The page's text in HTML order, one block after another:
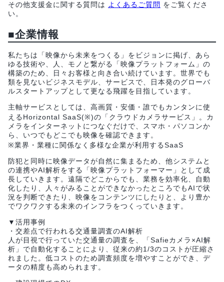
その他支援金に関する質問は よくあるご質問 をご覧くださ
い。
■企業情報
私たちは「映像から未来をつくる」をビジョンに掲げ、あら
ゆる技術や、人、モノと繋がる「映像プラットフォーム」の
構築のため、日々お客様と向き合い続けています。世界でも
類を見ないビジネスモデル、サービスで、日本発のグローバ
ルスタートアップとして更なる飛躍を目指しています。
主軸サービスとしては、高画質・安価・誰でもカンタンに使
えるHorizontal SaaS(※)の「クラウドカメラサービス」。カ
メラをインターネットにつなぐだけで、スマホ・パソコンか
ら、いつでもどこでも映像を確認できます。
※業界・業種に関係なく多様な企業が利用するSaaS
防犯と同時に映像データが自然に集まるため、他システムと
の連携やAI解析をする「映像プラットフォーマー」として成
長していきます。遠隔でどこからでも、業務を効率化、自動
化したり、人々がみることができなかったところでもAIで状
況を判断できたり、映像をコンテンツにしたりと、より豊か
でワクワクする未来のインフラをつくっていきます。
▼活用事例
・交差点で行われる交通量調査のAI解析
人が目視で行っていた交通量の調査を、「Safieカメラ×AI解
析」で自動化することにより、従来の約1/3のコストが圧縮さ
れました。低コストのため調査頻度を増やすことができ、デ
ータの精度も高められます。